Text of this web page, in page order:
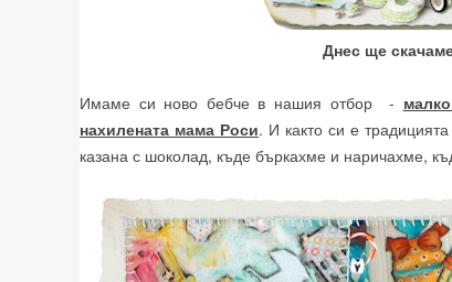
Днес ще
Имаме си ново бебче в нашия отбор -
нахилената мама Роси. И както си е
казана с шоколад, къде бъркахме и наричахме,